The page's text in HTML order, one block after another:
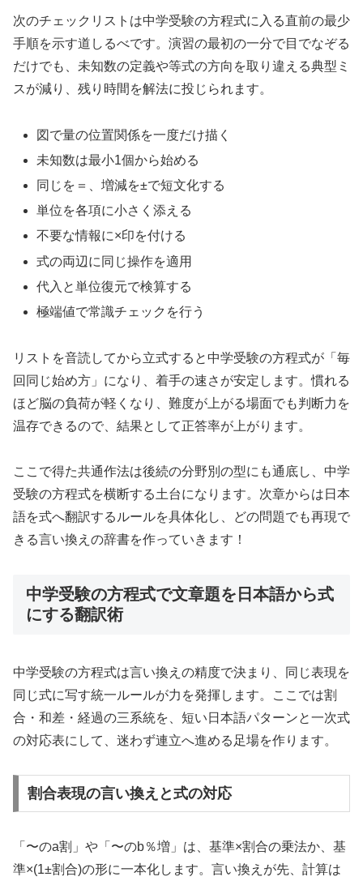
次のチェックリストは中学受験の方程式に入る直前の最少
手順を示す道しるべです。演習の最初の一分で目でなぞる
だけでも、未知数の定義や等式の方向を取り違える典型ミ
スが減り、残り時間を解法に投じられます。
図で量の位置関係を一度だけ描く
未知数は最小1個から始める
同じを＝、増減を±で短文化する
単位を各項に小さく添える
不要な情報に×印を付ける
式の両辺に同じ操作を適用
代入と単位復元で検算する
極端値で常識チェックを行う
リストを音読してから立式すると中学受験の方程式が「毎
回同じ始め方」になり、着手の速さが安定します。慣れる
ほど脳の負荷が軽くなり、難度が上がる場面でも判断力を
温存できるので、結果として正答率が上がります。
ここで得た共通作法は後続の分野別の型にも通底し、中学
受験の方程式を横断する土台になります。次章からは日本
語を式へ翻訳するルールを具体化し、どの問題でも再現で
きる言い換えの辞書を作っていきます！
中学受験の方程式で文章題を日本語から式
にする翻訳術
中学受験の方程式は言い換えの精度で決まり、同じ表現を
同じ式に写す統一ルールが力を発揮します。ここでは割
合・和差・経過の三系統を、短い日本語パターンと一次式
の対応表にして、迷わず連立へ進める足場を作ります。
割合表現の言い換えと式の対応
「〜のa割」や「〜のb％増」は、基準×割合の乗法か、基
準×(1±割合)の形に一本化します。言い換えが先、計算は